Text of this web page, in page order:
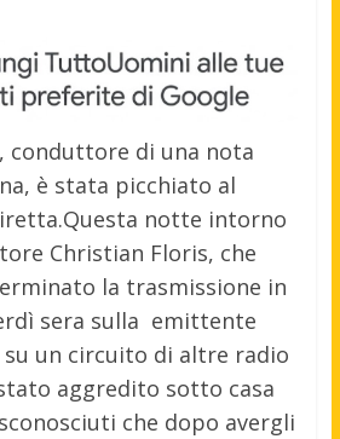
conduttore di una nota
è stata picchiato al
Questa notte intorno
Christian Floris, che
la trasmissione in
sera sulla emittente
su un circuito di altre radio
aggredito sotto casa
che dopo avergli